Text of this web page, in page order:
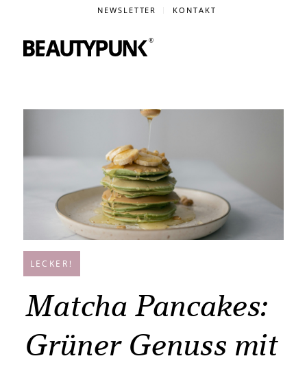
NEWSLETTER KONTAKT
LECKER!
Matcha Pancakes:
Grüner Genuss mit